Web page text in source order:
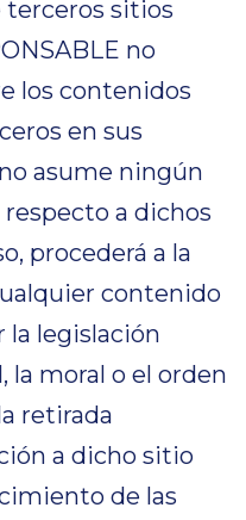
sitios
no
los contenidos
en sus
asume ningún
a dichos
procederá a la
contenido
la legislación
la moral o el orden
retirada
a dicho sitio
de las